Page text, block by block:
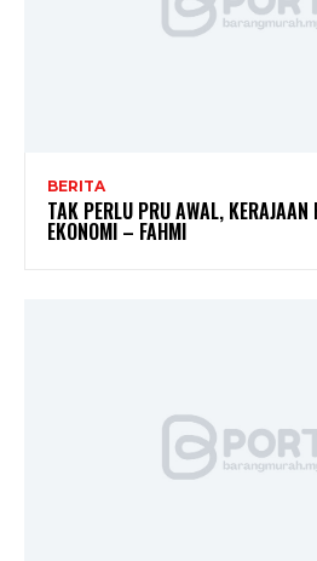
BERITA
TAK PERLU PRU AWAL, KERAJAAN
EKONOMI – FAHMI